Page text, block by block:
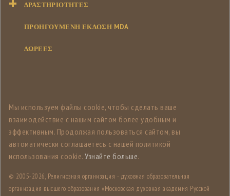
ΔΡΑΣΤΗΡΙΌΤΗΤΕΣ
ΠΡΟΗΓΟΥΜΕΝΗ ΕΚΔΟΣΗ MDA
ΔΩΡΕΕΣ
Мы используем файлы cookie, чтобы сделать ваше
взаимодействие с нашим сайтом более удобным и
эффективным. Продолжая пользоваться сайтом, вы
автоматически соглашаетесь с нашей политикой
использования cookie. Узнайте больше.
© 2005-2026, Религиозная организация - духовная образовательная
организация высшего образования «Московская духовная академия Русской